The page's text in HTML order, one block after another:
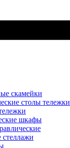
скамейки
столы тележки
шкафы
стеллажи